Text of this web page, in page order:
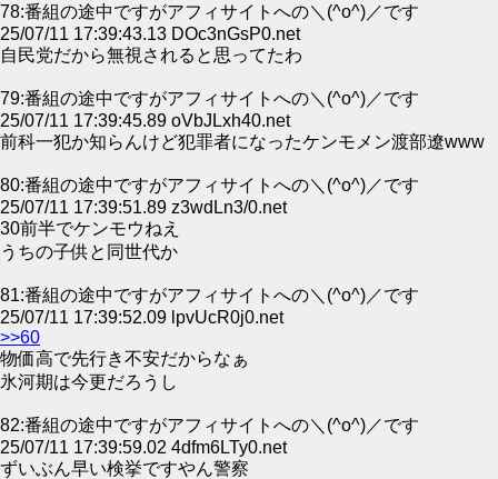
78:番組の途中ですがアフィサイトへの＼(^o^)／です
25/07/11 17:39:43.13 DOc3nGsP0.net
自民党だから無視されると思ってたわ
79:番組の途中ですがアフィサイトへの＼(^o^)／です
25/07/11 17:39:45.89 oVbJLxh40.net
前科一犯か知らんけど犯罪者になったケンモメン渡部遼www
80:番組の途中ですがアフィサイトへの＼(^o^)／です
25/07/11 17:39:51.89 z3wdLn3/0.net
30前半でケンモウねえ
うちの子供と同世代か
81:番組の途中ですがアフィサイトへの＼(^o^)／です
25/07/11 17:39:52.09 lpvUcR0j0.net
>>60
物価高で先行き不安だからなぁ
氷河期は今更だろうし
82:番組の途中ですがアフィサイトへの＼(^o^)／です
25/07/11 17:39:59.02 4dfm6LTy0.net
ずいぶん早い検挙ですやん警察